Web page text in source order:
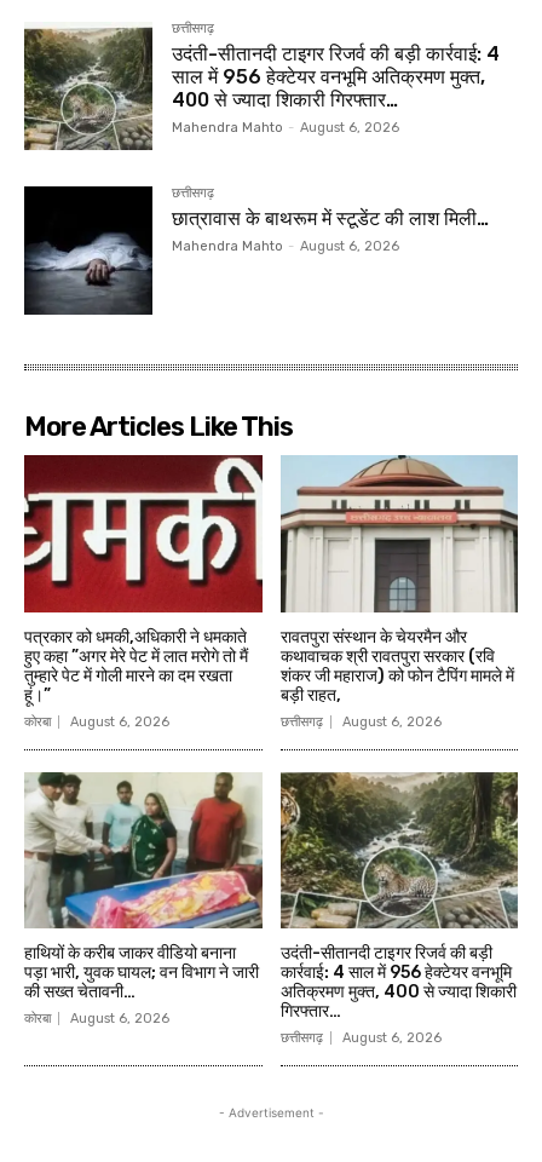
छत्तीसगढ़
उदंती-सीतानदी टाइगर रिजर्व की बड़ी कार्रवाई: 4
साल में 956 हेक्टेयर वनभूमि अतिक्रमण मुक्त,
400 से ज्यादा शिकारी गिरफ्तार…
Mahendra Mahto - August 6, 2026
छत्तीसगढ़
छात्रावास के बाथरूम में स्टूडेंट की लाश मिली…
Mahendra Mahto - August 6, 2026
More Articles Like This
पत्रकार को धमकी,अधिकारी ने धमकाते
हुए कहा ”अगर मेरे पेट में लात मरोगे तो मैं
तुम्हारे पेट में गोली मारने का दम रखता
हूं।”
कोरबा August 6, 2026
रावतपुरा संस्थान के चेयरमैन और
कथावाचक श्री रावतपुरा सरकार (रवि
शंकर जी महाराज) को फोन टैपिंग मामले में
बड़ी राहत,
छत्तीसगढ़ August 6, 2026
हाथियों के करीब जाकर वीडियो बनाना
पड़ा भारी, युवक घायल; वन विभाग ने जारी
की सख्त चेतावनी…
कोरबा August 6, 2026
उदंती-सीतानदी टाइगर रिजर्व की बड़ी
कार्रवाई: 4 साल में 956 हेक्टेयर वनभूमि
अतिक्रमण मुक्त, 400 से ज्यादा शिकारी
गिरफ्तार…
छत्तीसगढ़ August 6, 2026
- Advertisement -